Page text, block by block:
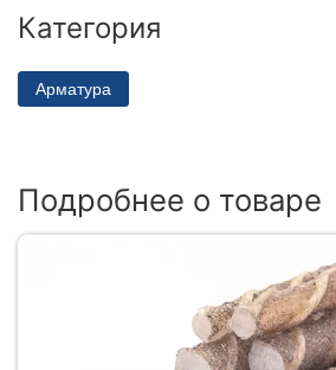
Категория
Арматура
Подробнее о товаре